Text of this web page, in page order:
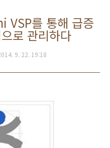
를 통해 급증
로 관리하다
9. 22. 19:18